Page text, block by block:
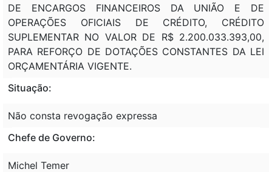
DE ENCARGOS FINANCEIROS DA UNIÃO E DE
OPERAÇÕES OFICIAIS DE CRÉDITO, CRÉDITO
SUPLEMENTAR NO VALOR DE R$ 2.200.033.393,00,
PARA REFORÇO DE DOTAÇÕES CONSTANTES DA LEI
ORÇAMENTÁRIA VIGENTE.
Situação:
Não consta revogação expressa
Chefe de Governo:
Michel Temer